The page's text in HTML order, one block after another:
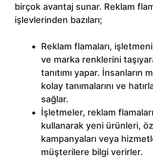
birçok avantaj sunar. Reklam
işlevlerinden bazıları;
Reklam flamaları,
ve marka renklerini
tanıtımı yapar. İnsanların
kolay tanımalarını ve
sağlar.
İşletmeler, reklam
kullanarak yeni ürünleri,
kampanyaları veya
müşterilere bilgi verirler.